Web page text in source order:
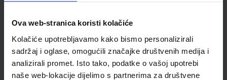
Ova web-stranica koristi kolačiće
Kolačiće upotrebljavamo kako bismo personalizirali
sadržaj i oglase, omogućili značajke društvenih medija i
analizirali promet. Isto tako, podatke o vašoj upotrebi
naše web-lokacije dijelimo s partnerima za društvene